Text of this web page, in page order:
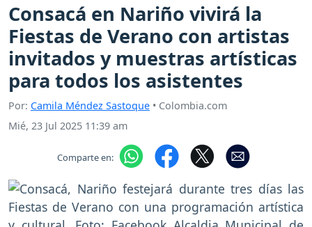
Consacá en Nariño vivirá la
Fiestas de Verano con artistas
invitados y muestras artísticas
para todos los asistentes
Por: Camila Méndez Sastoque • Colombia.com
Mié, 23 Jul 2025 11:39 am
Comparte en: